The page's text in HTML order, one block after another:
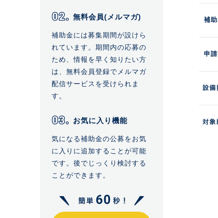
補
申
無料会員(メルマガ)
補助金には募集期間が設けら
れています。期間内の応募の
ため、情報を早く知りたい方
は、無料会員登録でメルマガ
配信サービスを受けられま
す。
お気に入り機能
気になる補助金の公募をお気
に入りに追加することが可能
です。後でじっくり検討する
ことができます。